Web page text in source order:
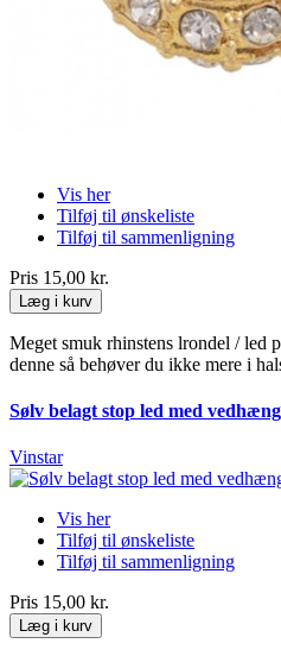
Vis her
Tilføj til ønskeliste
Tilføj til sammenligning
Pris 15,00 kr.
Læg i kurv
Meget smuk rhinstens lrondel / led
denne så behøver du ikke mere i
Sølv belagt stop led med
Vinstar
Vis her
Tilføj til ønskeliste
Tilføj til sammenligning
Pris 15,00 kr.
Læg i kurv